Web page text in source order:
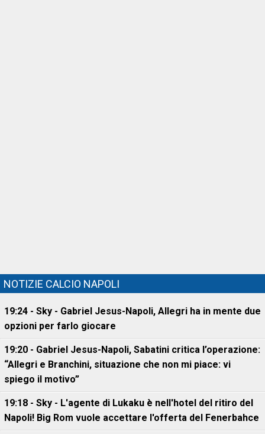
NOTIZIE CALCIO NAPOLI
19:24 - Sky - Gabriel Jesus-Napoli, Allegri ha in mente due
opzioni per farlo giocare
19:20 - Gabriel Jesus-Napoli, Sabatini critica l’operazione:
“Allegri e Branchini, situazione che non mi piace: vi
spiego il motivo”
19:18 - Sky - L'agente di Lukaku è nell'hotel del ritiro del
Napoli! Big Rom vuole accettare l'offerta del Fenerbahce